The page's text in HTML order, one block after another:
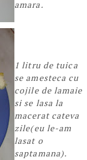
amara.
1 litru de tuica
se amesteca cu
cojile de lamaie
si se lasa la
macerat cateva
zile(eu le-am
lasat o
saptamana).